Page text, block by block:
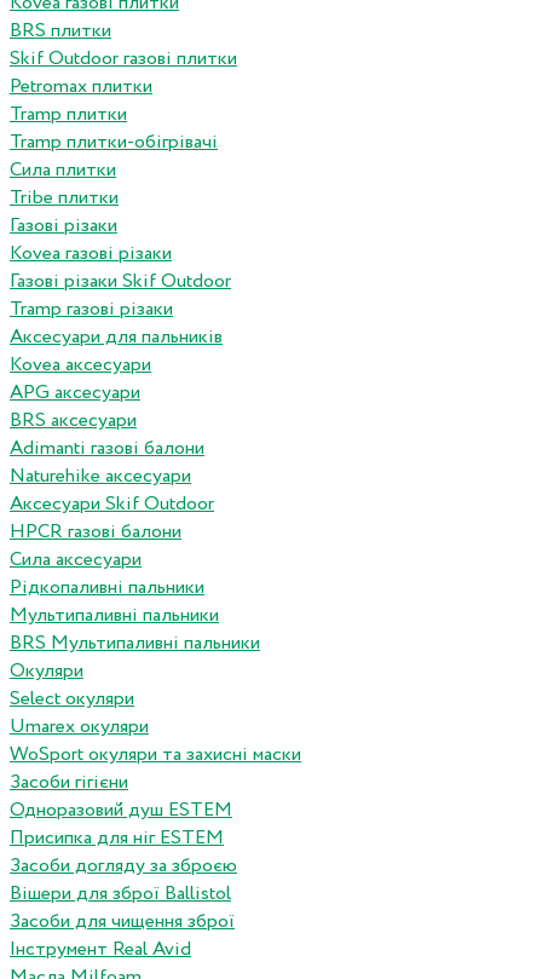
BRS плитки
Skif Outdoor газові плитки
Petromax плитки
Tramp плитки
Tramp плитки-обігрівачі
Сила плитки
Tribe плитки
Газові різаки
Kovea газові різаки
Газові різаки Skif Outdoor
Tramp газові різаки
Аксесуари для пальників
Kovea аксесуари
APG аксесуари
BRS аксесуари
Adimanti газові балони
Naturehike аксесуари
Аксесуари Skif Outdoor
HPCR газові балони
Сила аксесуари
Рідкопаливні пальники
Мультипаливні пальники
BRS Мультипаливні пальники
Окуляри
Select окуляри
Umarex окуляри
WoSport окуляри та захисні маски
Засоби гігієни
Одноразовий душ ESTEM
Присипка для ніг ESTEM
Засоби догляду за зброєю
Вішери для зброї Ballistol
Засоби для чищення зброї
Інструмент Real Avid